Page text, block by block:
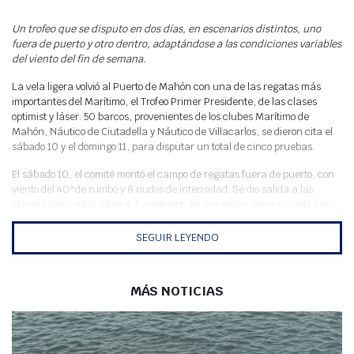
Un trofeo que se disputo en dos días, en escenarios distintos, uno
fuera de puerto y otro dentro, adaptándose a las condiciones variables
del viento del fin de semana.
La vela ligera volvió al Puerto de Mahón con una de las regatas más
importantes del Marítimo, el Trofeo Primer Presidente, de las clases
optimist y láser. 50 barcos, provenientes de los clubes Marítimo de
Mahón, Náutico de Ciutadella y Náutico de Villacarlos, se dieron cita el
sábado 10 y el domingo 11, para disputar un total de cinco pruebas.
El sábado 10, el comité montó el campo de regatas fuera de puerto, con
viento del 40ª de rumbo y 8 nudos de intensidad. Se dio salida a las
los recorridos establecidos en las Instrucciones de Regata para cada
clase. Al finalizar la jornada, con tres pruebas realizadas, las
clasificaciones provisionales quedaban lideradas por Toni Mesquida
Todo abierto para el segundo día de regatas, que estaba amenazado por
el pronóstico de temporal.
Domingo 11, con viento del 0º de rumbo e intensidad de 18 con rachas de
SEGUIR LEYENDO
MÁS NOTICIAS